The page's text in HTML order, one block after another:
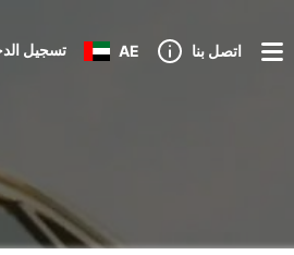
تسجيل AE اتصل بنا